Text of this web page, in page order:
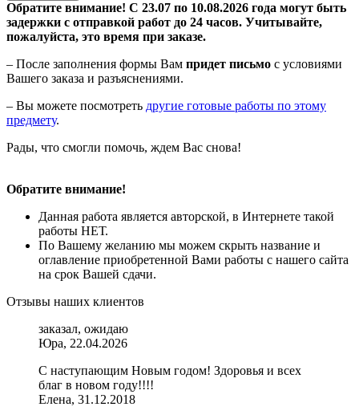
Обратите внимание! С 23.07 по 10.08.2026 года могут быть
задержки с отправкой работ до 24 часов. Учитывайте,
пожалуйста, это время при заказе.
– После заполнения формы Вам придет письмо с условиями
Вашего заказа и разъяснениями.
– Вы можете посмотреть другие готовые работы по этому
предмету.
Рады, что смогли помочь, ждем Вас снова!
Обратите внимание!
Данная работа является авторской, в Интернете такой
работы НЕТ.
По Вашему желанию мы можем скрыть название и
оглавление приобретенной Вами работы с нашего сайта
на срок Вашей сдачи.
Отзывы наших клиентов
заказал, ожидаю
Юра, 22.04.2026
С наступающим Новым годом! Здоровья и всех
благ в новом году!!!!
Елена, 31.12.2018